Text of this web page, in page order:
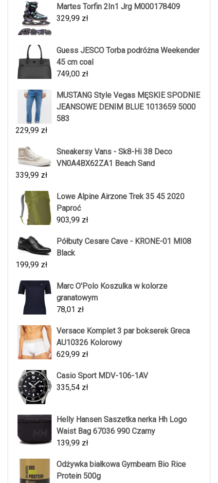
Martes Torfin 2In1 Jrg M000178409
329,99 zł
Guess JESCO Torba podróżna Weekender
45 cm coal
749,00 zł
MUSTANG Style Vegas MĘSKIE SPODNIE
JEANSOWE DENIM BLUE 1013659 5000
583
229,99 zł
Sneakersy Vans - Sk8-Hi 38 Deco
VN0A4BX62ZA1 Beach Sand
339,99 zł
Lowe Alpine Airzone Trek 35 45 2020
Paproć
903,99 zł
Półbuty Cesare Cave - KRONE-01 MI08
Black
199,99 zł
Marc O'Polo Koszulka w kolorze
granatowym
78,01 zł
Versace Komplet 3 par bokserek Greca
AU10326 Kolorowy
629,99 zł
Casio Sport MDV-106-1AV
335,54 zł
Helly Hansen Saszetka nerka Hh Logo
Waist Bag 67036 990 Czarny
139,99 zł
Odżywka białkowa Gymbeam Bio Rice
Protein 500g